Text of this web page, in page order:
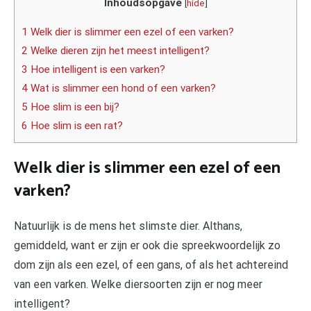
Inhoudsopgave hide
1 Welk dier is slimmer een ezel of een varken?
2 Welke dieren zijn het meest intelligent?
3 Hoe intelligent is een varken?
4 Wat is slimmer een hond of een varken?
5 Hoe slim is een bij?
6 Hoe slim is een rat?
Welk dier is slimmer een ezel of een
varken?
Natuurlijk is de mens het slimste dier. Althans,
gemiddeld, want er zijn er ook die spreekwoordelijk zo
dom zijn als een ezel, of een gans, of als het achtereind
van een varken. Welke diersoorten zijn er nog meer
intelligent?